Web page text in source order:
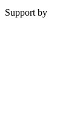
Support by